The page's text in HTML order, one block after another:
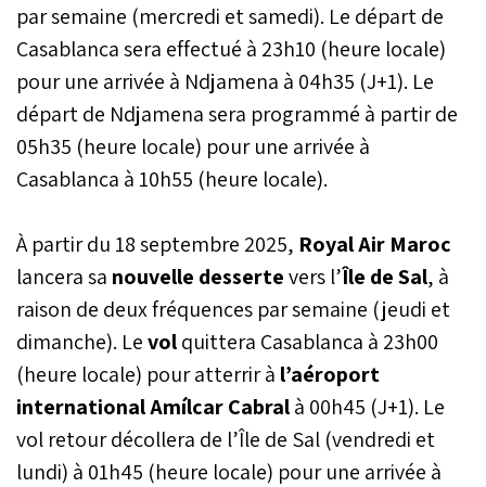
millions de sièges, soit une
augmentation de plus de
700.000 sièges par
rapport à l'été 2024. Au
seront desservies à
l’échelle internationale.
par semaine (mercredi et samedi). Le départ de
Casablanca sera effectué à 23h10 (heure locale)
pour une arrivée à Ndjamena à 04h35 (J+1). Le
départ de Ndjamena sera programmé à partir de
05h35 (heure locale) pour une arrivée à
Casablanca à 10h55 (heure locale).
À partir du 18 septembre 2025, Royal Air Maroc
lancera sa nouvelle dessertevers l’Île de Sal, à
raison de deux fréquences par semaine (jeudi et
dimanche). Levolquittera Casablanca à 23h00
(heure locale) pour atterrir à l’aéroport
international Amílcar Cabralà 00h45 (J+1). Le
vol retour décollera de l’Île de Sal (vendredi et
lundi) à 01h45 (heure locale) pour une arrivée à